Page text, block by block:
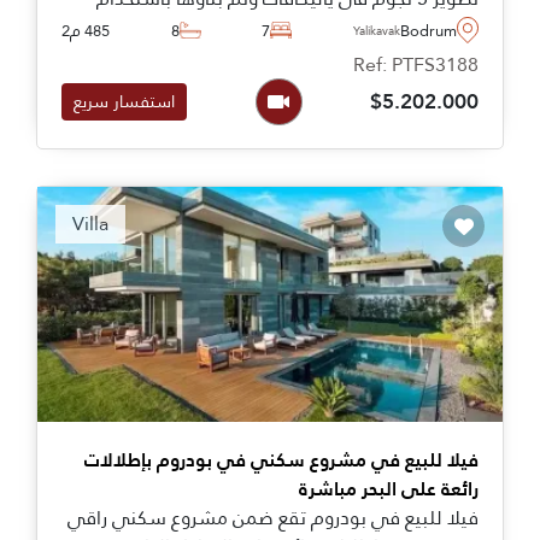
تقنيات فريدة تجمع بين الخشب والحجر الطبيعي لإنشاء
منزل مطابق لمعايير الفخامة.
Bodrum
Yalikavak
7
8 485 م2
Ref: PTFS3188
$5.202.000 استفسار سريع
Villa
Recommended
فيلا للبيع في مشروع سكني في بودروم بإطلالات
رائعة على البحر مباشرة
فيلا للبيع في بودروم تقع ضمن مشروع سكني راقي